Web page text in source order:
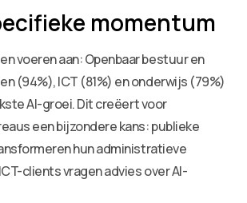
momentum
voeren aan: Openbaar bestuur en
(94%), ICT (81%) en onderwijs (79%)
AI-groei. Dit creëert voor
een bijzondere kans: publieke
hun administratieve
clients vragen advies over AI-